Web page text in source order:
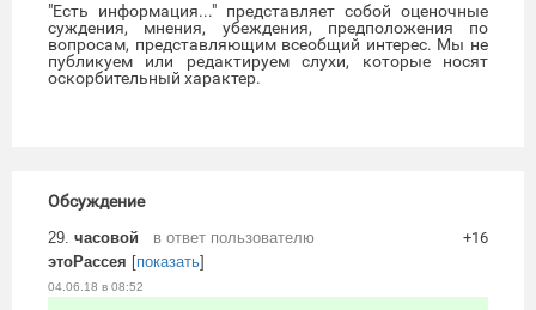
"Есть информация..." представляет собой оценочные
суждения, мнения, убеждения, предположения по
вопросам, представляющим всеобщий интерес. Мы не
публикуем или редактируем слухи, которые носят
оскорбительный характер.
Обсуждение
29. часовой
в ответ пользователю
этоРассея [показать]
04.06.18 в 08:52
+16